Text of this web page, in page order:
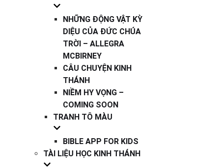
NHỮNG ĐỘNG VẬT KỲ
DIỆU CỦA ĐỨC CHÚA
TRỜI – ALLEGRA
MCBIRNEY
CÂU CHUYỆN KINH
THÁNH
NIỀM HY VỌNG –
COMING SOON
TRANH TÔ MÀU
BIBLE APP FOR KIDS
TÀI LIỆU HỌC KINH THÁNH